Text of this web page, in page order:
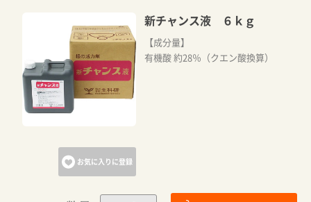
お気に入りに登録
新チャンス液 ６ｋｇ
【成分量】
有機酸 約28％（クエン酸換算）